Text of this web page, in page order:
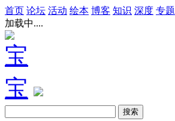
首页 论坛 活动 绘本 博客 知识 深度 专题
加载中....